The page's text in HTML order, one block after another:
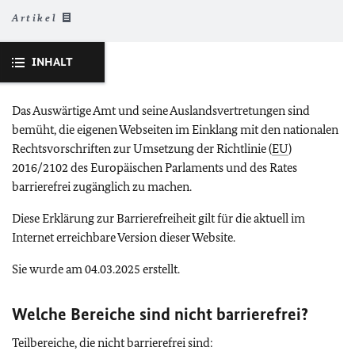
Artikel
INHALT
Das Auswärtige Amt und seine Auslandsvertretungen sind
bemüht, die eigenen Webseiten im Einklang mit den nationalen
Rechtsvorschriften zur Umsetzung der Richtlinie (EU)
2016/2102 des Europäischen Parlaments und des Rates
barrierefrei zugänglich zu machen.
Diese Erklärung zur Barrierefreiheit gilt für die aktuell im
Internet erreichbare Version dieser Website.
Sie wurde am 04.03.2025 erstellt.
Welche Bereiche sind nicht barrierefrei?
Teilbereiche, die nicht barrierefrei sind: